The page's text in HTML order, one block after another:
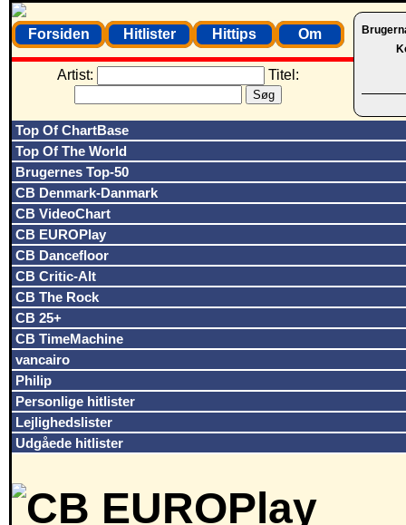
Forsiden Hitlister Hittips Om
Artist: Titel:
Top Of ChartBase
Top Of The World
Brugernes Top-50
CB Denmark-Danmark
CB VideoChart
CB EUROPlay
CB Dancefloor
CB Critic-Alt
CB The Rock
CB 25+
CB TimeMachine
vancairo
Philip
Personlige hitlister
Lejlighedslister
Udgåede hitlister